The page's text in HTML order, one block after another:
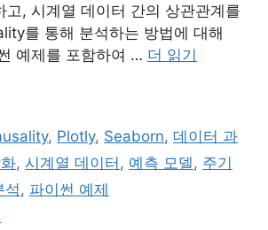
고, 시계열 데이터 간의 상관관계를
를 통해 분석하는 방법에 대해
예제를 포함하여 … 더 읽기
, Plotly, Seaborn,데이터 과
, 시계열 데이터 , 예측 모델 , 주기
석, 파이썬 예제